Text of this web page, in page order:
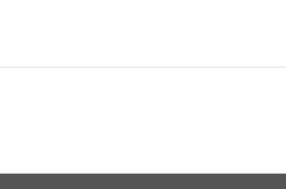
бизнес по оказанию интим-